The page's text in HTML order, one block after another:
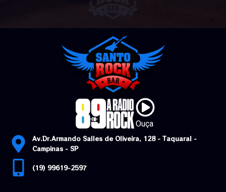
Ouça
Av.Dr.Armando Salles de Oliveira, 128 - Taquaral -
Campinas - SP
(19) 99619-2597